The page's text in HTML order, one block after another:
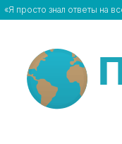
«Я просто знал ответы на